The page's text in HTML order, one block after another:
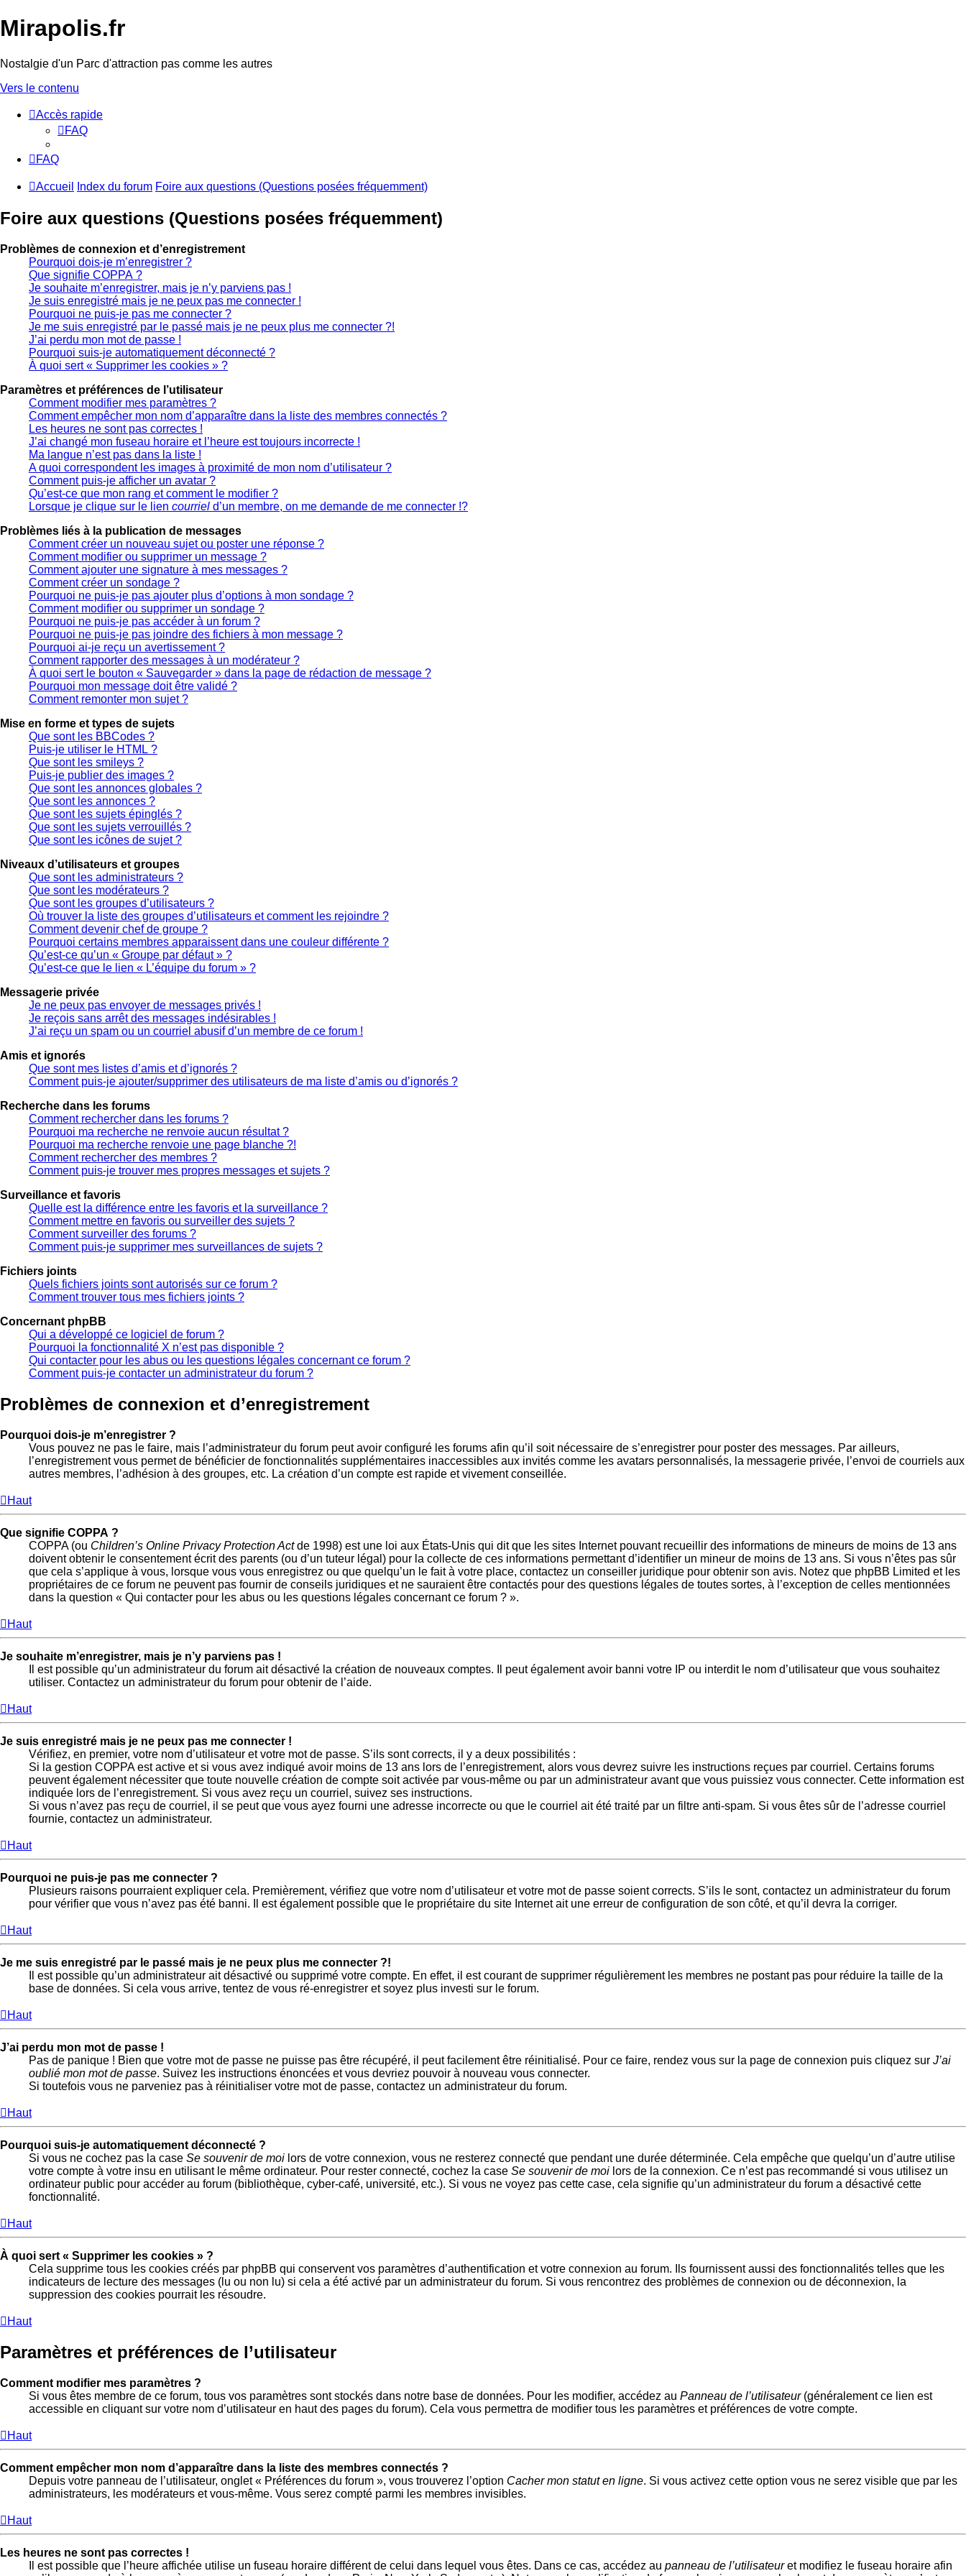
Mirapolis.fr
Nostalgie d'un Parc d'attraction pas comme les autres
Vers le contenu
Accès rapide
FAQ
FAQ
Accueil Index du forum Foire aux questions (Questions posées fréquemment)
Foire aux questions (Questions posées fréquemment)
Problèmes de connexion et d’enregistrement
Pourquoi dois-je m’enregistrer ?
Que signifie COPPA ?
Je souhaite m’enregistrer, mais je n’y parviens pas !
Je suis enregistré mais je ne peux pas me connecter !
Pourquoi ne puis-je pas me connecter ?
Je me suis enregistré par le passé mais je ne peux plus me connecter ?!
J’ai perdu mon mot de passe !
Pourquoi suis-je automatiquement déconnecté ?
À quoi sert « Supprimer les cookies » ?
Paramètres et préférences de l’utilisateur
Comment modifier mes paramètres ?
Comment empêcher mon nom d’apparaître dans la liste des membres connectés ?
Les heures ne sont pas correctes !
J’ai changé mon fuseau horaire et l’heure est toujours incorrecte !
Ma langue n’est pas dans la liste !
A quoi correspondent les images à proximité de mon nom d’utilisateur ?
Comment puis-je afficher un avatar ?
Qu’est-ce que mon rang et comment le modifier ?
Lorsque je clique sur le lien courriel d’un membre, on me demande de me connecter !?
Problèmes liés à la publication de messages
Comment créer un nouveau sujet ou poster une réponse ?
Comment modifier ou supprimer un message ?
Comment ajouter une signature à mes messages ?
Comment créer un sondage ?
Pourquoi ne puis-je pas ajouter plus d’options à mon sondage ?
Comment modifier ou supprimer un sondage ?
Pourquoi ne puis-je pas accéder à un forum ?
Pourquoi ne puis-je pas joindre des fichiers à mon message ?
Pourquoi ai-je reçu un avertissement ?
Comment rapporter des messages à un modérateur ?
À quoi sert le bouton « Sauvegarder » dans la page de rédaction de message ?
Pourquoi mon message doit être validé ?
Comment remonter mon sujet ?
Mise en forme et types de sujets
Que sont les BBCodes ?
Puis-je utiliser le HTML ?
Que sont les smileys ?
Puis-je publier des images ?
Que sont les annonces globales ?
Que sont les annonces ?
Que sont les sujets épinglés ?
Que sont les sujets verrouillés ?
Que sont les icônes de sujet ?
Niveaux d’utilisateurs et groupes
Que sont les administrateurs ?
Que sont les modérateurs ?
Que sont les groupes d’utilisateurs ?
Où trouver la liste des groupes d’utilisateurs et comment les rejoindre ?
Comment devenir chef de groupe ?
Pourquoi certains membres apparaissent dans une couleur différente ?
Qu’est-ce qu’un « Groupe par défaut » ?
Qu’est-ce que le lien « L’équipe du forum » ?
Messagerie privée
Je ne peux pas envoyer de messages privés !
Je reçois sans arrêt des messages indésirables !
J’ai reçu un spam ou un courriel abusif d’un membre de ce forum !
Amis et ignorés
Que sont mes listes d’amis et d’ignorés ?
Comment puis-je ajouter/supprimer des utilisateurs de ma liste d’amis ou d’ignorés ?
Recherche dans les forums
Comment rechercher dans les forums ?
Pourquoi ma recherche ne renvoie aucun résultat ?
Pourquoi ma recherche renvoie une page blanche ?!
Comment rechercher des membres ?
Comment puis-je trouver mes propres messages et sujets ?
Surveillance et favoris
Quelle est la différence entre les favoris et la surveillance ?
Comment mettre en favoris ou surveiller des sujets ?
Comment surveiller des forums ?
Comment puis-je supprimer mes surveillances de sujets ?
Fichiers joints
Quels fichiers joints sont autorisés sur ce forum ?
Comment trouver tous mes fichiers joints ?
Concernant phpBB
Qui a développé ce logiciel de forum ?
Pourquoi la fonctionnalité X n’est pas disponible ?
Qui contacter pour les abus ou les questions légales concernant ce forum ?
Comment puis-je contacter un administrateur du forum ?
Problèmes de connexion et d’enregistrement
Pourquoi dois-je m’enregistrer ?
Vous pouvez ne pas le faire, mais l’administrateur du forum peut avoir configuré les forums afin qu’il soit nécessaire de s’enregistrer pour poster des messages. Par ailleurs,
l’enregistrement vous permet de bénéficier de fonctionnalités supplémentaires inaccessibles aux invités comme les avatars personnalisés, la messagerie privée, l’envoi de courriels aux
autres membres, l’adhésion à des groupes, etc. La création d’un compte est rapide et vivement conseillée.
Haut
Que signifie COPPA ?
COPPA (ou Children’s Online Privacy Protection Actde 1998) est une loi aux États-Unis qui dit que les sites Internet pouvant recueillir des informations de mineurs de moins de 13 ans
doivent obtenir le consentement écrit des parents (ou d’un tuteur légal) pour la collecte de ces informations permettant d’identifier un mineur de moins de 13 ans. Si vous n’êtes pas sûr
que cela s’applique à vous, lorsque vous vous enregistrez ou que quelqu’un le fait à votre place, contactez un conseiller juridique pour obtenir son avis. Notez que phpBB Limited et les
propriétaires de ce forum ne peuvent pas fournir de conseils juridiques et ne sauraient être contactés pour des questions légales de toutes sortes, à l’exception de celles mentionnées
dans la question « Qui contacter pour les abus ou les questions légales concernant ce forum ? ».
Haut
Je souhaite m’enregistrer, mais je n’y parviens pas !
Il est possible qu’un administrateur du forum ait désactivé la création de nouveaux comptes. Il peut également avoir banni votre IP ou interdit le nom d’utilisateur que vous souhaitez
utiliser. Contactez un administrateur du forum pour obtenir de l’aide.
Haut
Je suis enregistré mais je ne peux pas me connecter !
Vérifiez, en premier, votre nom d’utilisateur et votre mot de passe. S’ils sont corrects, il y a deux possibilités :
Si la gestion COPPA est active et si vous avez indiqué avoir moins de 13 ans lors de l’enregistrement, alors vous devrez suivre les instructions reçues par courriel. Certains forums
peuvent également nécessiter que toute nouvelle création de compte soit activée par vous-même ou par un administrateur avant que vous puissiez vous connecter. Cette information est
indiquée lors de l’enregistrement. Si vous avez reçu un courriel, suivez ses instructions.
Si vous n’avez pas reçu de courriel, il se peut que vous ayez fourni une adresse incorrecte ou que le courriel ait été traité par un filtre anti-spam. Si vous êtes sûr de l’adresse courriel
fournie, contactez un administrateur.
Haut
Pourquoi ne puis-je pas me connecter ?
Plusieurs raisons pourraient expliquer cela. Premièrement, vérifiez que votre nom d’utilisateur et votre mot de passe soient corrects. S’ils le sont, contactez un administrateur du forum
pour vérifier que vous n’avez pas été banni. Il est également possible que le propriétaire du site Internet ait une erreur de configuration de son côté, et qu’il devra la corriger.
Haut
Je me suis enregistré par le passé mais je ne peux plus me connecter ?!
Il est possible qu’un administrateur ait désactivé ou supprimé votre compte. En effet, il est courant de supprimer régulièrement les membres ne postant pas pour réduire la taille de la
base de données. Si cela vous arrive, tentez de vous ré-enregistrer et soyez plus investi sur le forum.
Haut
J’ai perdu mon mot de passe !
Pas de panique ! Bien que votre mot de passe ne puisse pas être récupéré, il peut facilement être réinitialisé. Pour ce faire, rendez vous sur la page de connexion puis cliquez sur J’ai
oublié mon mot de passe. Suivez les instructions énoncées et vous devriez pouvoir à nouveau vous connecter.
Si toutefois vous ne parveniez pas à réinitialiser votre mot de passe, contactez un administrateur du forum.
Haut
Pourquoi suis-je automatiquement déconnecté ?
Si vous ne cochez pas la case Se souvenir de moi lors de votre connexion, vous ne resterez connecté que pendant une durée déterminée. Cela empêche que quelqu’un d’autre utilise
votre compte à votre insu en utilisant le même ordinateur. Pour rester connecté, cochez la case Se souvenir de moi lors de la connexion. Ce n’est pas recommandé si vous utilisez un
ordinateur public pour accéder au forum (bibliothèque, cyber-café, université, etc.). Si vous ne voyez pas cette case, cela signifie qu’un administrateur du forum a désactivé cette
fonctionnalité.
Haut
À quoi sert « Supprimer les cookies » ?
Cela supprime tous les cookies créés par phpBB qui conservent vos paramètres d’authentification et votre connexion au forum. Ils fournissent aussi des fonctionnalités telles que les
indicateurs de lecture des messages (lu ou non lu) si cela a été activé par un administrateur du forum. Si vous rencontrez des problèmes de connexion ou de déconnexion, la
suppression des cookies pourrait les résoudre.
Haut
Paramètres et préférences de l’utilisateur
Comment modifier mes paramètres ?
Si vous êtes membre de ce forum, tous vos paramètres sont stockés dans notre base de données. Pour les modifier, accédez au Panneau de l’utilisateur(généralement ce lien est
accessible en cliquant sur votre nom d’utilisateur en haut des pages du forum). Cela vous permettra de modifier tous les paramètres et préférences de votre compte.
Haut
Comment empêcher mon nom d’apparaître dans la liste des membres connectés ?
Depuis votre panneau de l’utilisateur, onglet « Préférences du forum », vous trouverez l’option Cacher mon statut en ligne. Si vous activez cette option vous ne serez visible que par les
administrateurs, les modérateurs et vous-même. Vous serez compté parmi les membres invisibles.
Haut
Les heures ne sont pas correctes !
Il est possible que l’heure affichée utilise un fuseau horaire différent de celui dans lequel vous êtes. Dans ce cas, accédez au panneau de l’utilisateuret modifiez le fuseau horaire afin